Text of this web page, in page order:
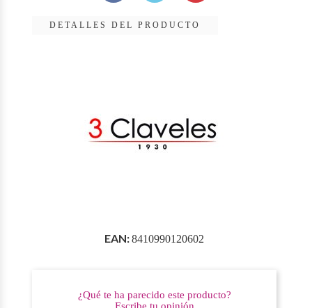
DETALLES DEL PRODUCTO
EAN:8410990120602
¿Qué te ha parecido este producto?
Escribe tu opinión